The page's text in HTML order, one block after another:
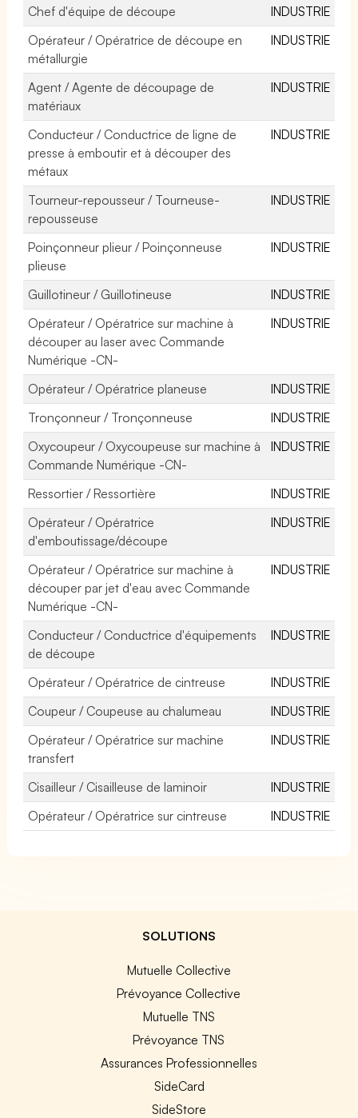
Chef d'équipe de découpe
INDUSTRIE
Opérateur / Opératrice de découpe en
métallurgie
INDUSTRIE
Agent / Agente de découpage de
matériaux
INDUSTRIE
Conducteur / Conductrice de ligne de
presse à emboutir et à découper des
métaux
INDUSTRIE
Tourneur-repousseur / Tourneuse-
repousseuse
INDUSTRIE
Poinçonneur plieur / Poinçonneuse
plieuse
INDUSTRIE
Guillotineur / Guillotineuse
INDUSTRIE
Opérateur / Opératrice sur machine à
découper au laser avec Commande
Numérique -CN-
INDUSTRIE
Opérateur / Opératrice planeuse
INDUSTRIE
Tronçonneur / Tronçonneuse
INDUSTRIE
Oxycoupeur / Oxycoupeuse sur machine à
Commande Numérique -CN-
INDUSTRIE
Ressortier / Ressortière
INDUSTRIE
Opérateur / Opératrice
d'emboutissage/découpe
INDUSTRIE
Opérateur / Opératrice sur machine à
découper par jet d'eau avec Commande
Numérique -CN-
INDUSTRIE
Conducteur / Conductrice d'équipements
de découpe
INDUSTRIE
Opérateur / Opératrice de cintreuse
INDUSTRIE
Coupeur / Coupeuse au chalumeau
INDUSTRIE
Opérateur / Opératrice sur machine
transfert
INDUSTRIE
Cisailleur / Cisailleuse de laminoir
INDUSTRIE
Opérateur / Opératrice sur cintreuse
INDUSTRIE
SOLUTIONS
Mutuelle Collective
Prévoyance Collective
Mutuelle TNS
Prévoyance TNS
Assurances Professionnelles
SideCard
SideStore